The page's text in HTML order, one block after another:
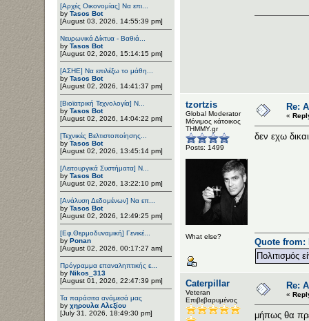
[Αρχές Οικονομίας] Να επι...
by Tasos Bot
[August 03, 2026, 14:55:39 pm]
Νευρωνικά Δίκτυα - Βαθιά...
by Tasos Bot
[August 02, 2026, 15:14:15 pm]
[ΑΣΗΕ] Να επιλέξω το μάθη...
by Tasos Bot
[August 02, 2026, 14:41:37 pm]
[Βιοϊατρική Τεχνολογία] Ν...
by Tasos Bot
[August 02, 2026, 14:04:22 pm]
[Τεχνικές Βελτιστοποίησης...
by Tasos Bot
[August 02, 2026, 13:45:14 pm]
[Λειτουργικά Συστήματα] Ν...
by Tasos Bot
[August 02, 2026, 13:22:10 pm]
[Ανάλυση Δεδομένων] Να επ...
by Tasos Bot
[August 02, 2026, 12:49:25 pm]
[Εφ.Θερμοδυναμική] Γενικέ...
by Ponan
[August 02, 2026, 00:17:27 am]
Πρόγραμμα επαναληπτικής ε...
by Nikos_313
[August 01, 2026, 22:47:39 pm]
Τα παράσιτα ανάμεσά μας
by χηρουλα Αλεξίου
[July 31, 2026, 18:49:30 pm]
tzortzis
Global Moderator
Μόνιμος κάτοικος
ΤΗΜΜΥ.gr
Posts: 1499
What else?
Re:
«
δεν εχω
Quote from:
Πολιτισμός
Caterpillar
Veteran
Επιβεβαρυμένος
Re:
«
μήπως θα